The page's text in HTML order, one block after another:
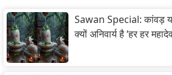
Sawan Special: कांवड़
क्यों अनिवार्य है ‘हर हर